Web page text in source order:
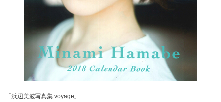
「浜辺美波写真集 voyage」